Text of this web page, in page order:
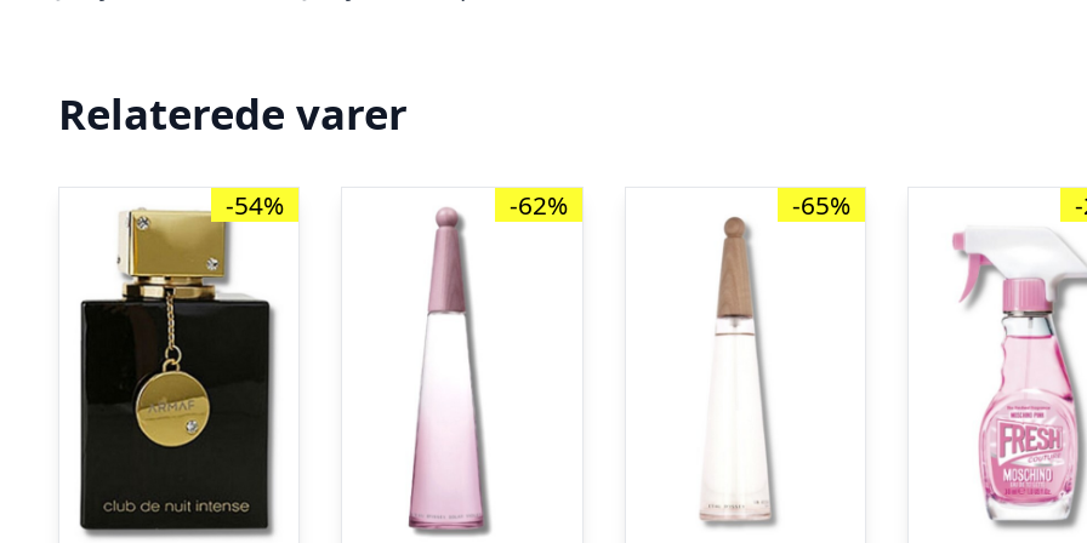
Relaterede varer
-54% -62% -65%